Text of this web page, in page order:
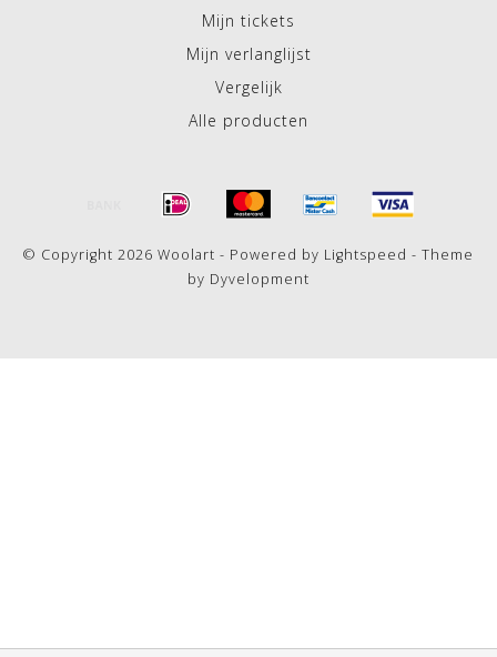
Mijn tickets
Mijn verlanglijst
Vergelijk
Alle producten
© Copyright 2026 Woolart - Powered by Lightspeed - Theme
by Dyvelopment